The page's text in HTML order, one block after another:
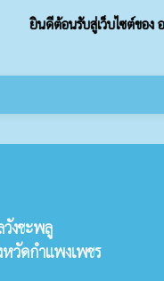
ยินดีต้อนรับสู่เว็บไซต์ของ อ
งชะพลู
วัดกำแพงเพชร